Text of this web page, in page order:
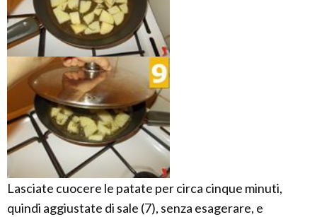
Lasciate cuocere le patate per circa cinque minuti,
quindi aggiustate di sale (7), senza esagerare, e